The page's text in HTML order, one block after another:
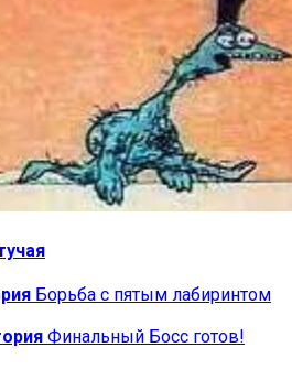
Борьба с пятым лабиринтом
Финальный Босс готов!